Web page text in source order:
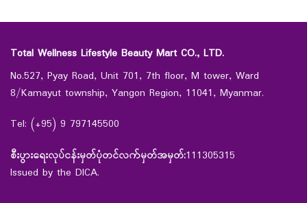
Total Wellness Lifestyle Beauty Mart CO., LTD.
No.527, Pyay Road, Unit 701, 7th floor, M tower, Ward
8/Kamayut township, Yangon Region, 11041, Myanmar.
Tel: (+95) 9 797145500
စီးပွားရေးလုပ်ငန်းမှတ်ပုံတင်လက်မှတ်အမှတ်:111305315
Issued by the DICA.